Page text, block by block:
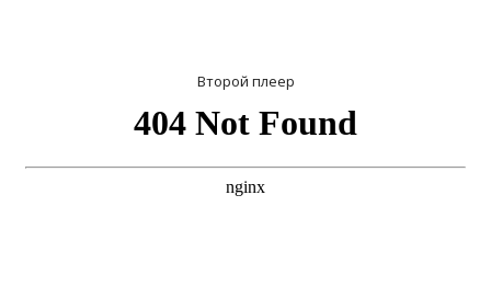
Второй плеер